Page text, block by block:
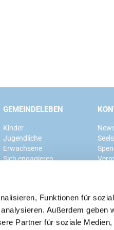
Funktionen für
Außerdem geben
Partner für soziale Medien,
GEMEINDELEBEN
Kinder
Jugendliche
Erwachsene
Sich engagieren
Grunewald